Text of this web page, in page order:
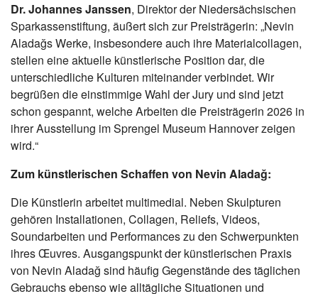
Dr. Johannes Janssen, Direktor der Niedersächsischen
Sparkassenstiftung, äußert sich zur Preisträgerin: „Nevin
Aladağs Werke, insbesondere auch ihre Materialcollagen,
stellen eine aktuelle künstlerische Position dar, die
unterschiedliche Kulturen miteinander verbindet. Wir
begrüßen die einstimmige Wahl der Jury und sind jetzt
schon gespannt, welche Arbeiten die Preisträgerin 2026 in
ihrer Ausstellung im Sprengel Museum Hannover zeigen
wird.“
Zum künstlerischen Schaffen von Nevin Aladağ:
Die Künstlerin arbeitet multimedial. Neben Skulpturen
gehören Installationen, Collagen, Reliefs, Videos,
Soundarbeiten und Performances zu den Schwerpunkten
ihres Œuvres. Ausgangspunkt der künstlerischen Praxis
von Nevin Aladağ sind häufig Gegenstände des täglichen
Gebrauchs ebenso wie alltägliche Situationen und